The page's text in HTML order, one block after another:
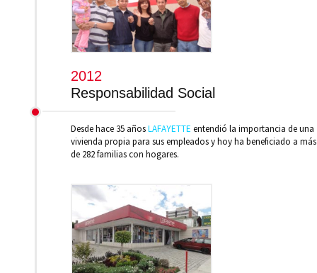
2012
Responsabilidad Social
Desde hace 35 añosLAFAYETTE entendió la importancia de una
vivienda propia para sus empleados y hoy ha beneficiado a más
de 282 familias con hogares.